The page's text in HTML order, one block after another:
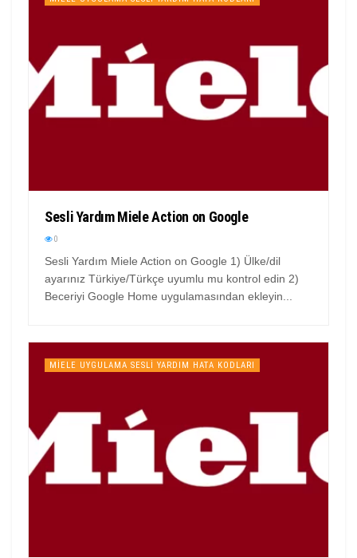
Sesli Yardım Miele Action on Google
0
Sesli Yardım Miele Action on Google 1) Ülke/dil
ayarınız Türkiye/Türkçe uyumlu mu kontrol edin 2)
Beceriyi Google Home uygulamasından ekleyin...
MIELE UYGULAMA SESLI YARDIM HATA KODLARI